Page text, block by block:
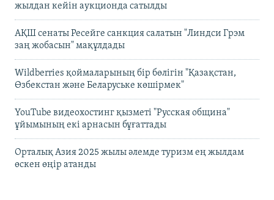
жылдан кейін аукционда сатылды
АҚШ сенаты Ресейге санкция салатын "Линдси Грэм
заң жобасын" мақұлдады
Wildberries қоймаларының бір бөлігін "Қазақстан,
Өзбекстан және Беларуське көшірмек"
YouTube видеохостинг қызметі "Русская община"
ұйымының екі арнасын бұғаттады
Орталық Азия 2025 жылы әлемде туризм ең жылдам
өскен өңір атанды